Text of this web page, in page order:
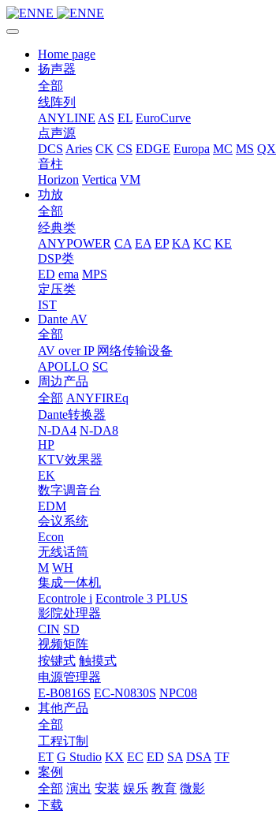
Home page
扬声器
全部
线阵列
ANYLINE AS EL EuroCurve
点声源
DCS Aries CK CS EDGE Europa MC MS QX
音柱
Horizon Vertica VM
功放
全部
经典类
ANYPOWER CA EA EP KA KC KE
DSP类
ED ema MPS
定压类
IST
Dante AV
全部
AV over IP 网络传输设备
APOLLO SC
周边产品
全部 ANYFIREq
Dante转换器
N-DA4 N-DA8
HP
KTV效果器
EK
数字调音台
EDM
会议系统
Econ
无线话筒
M WH
集成一体机
Econtrole i Econtrole 3 PLUS
影院处理器
CIN SD
视频矩阵
按键式 触摸式
电源管理器
E-B0816S EC-N0830S NPC08
其他产品
全部
工程订制
ET G Studio KX EC ED SA DSA TF
案例
全部 演出 安装 娱乐 教育 微影
下载